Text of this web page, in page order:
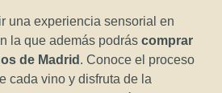
una experiencia sensorial en
la que además podrás comprar
de Madrid . Conoce el proceso
cada vino y disfruta de la